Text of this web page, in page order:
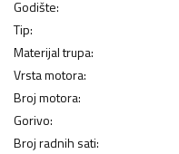
Godište:
Tip:
Materijal trupa:
Vrsta motora:
Broj motora:
Gorivo:
Broj radnih sati: